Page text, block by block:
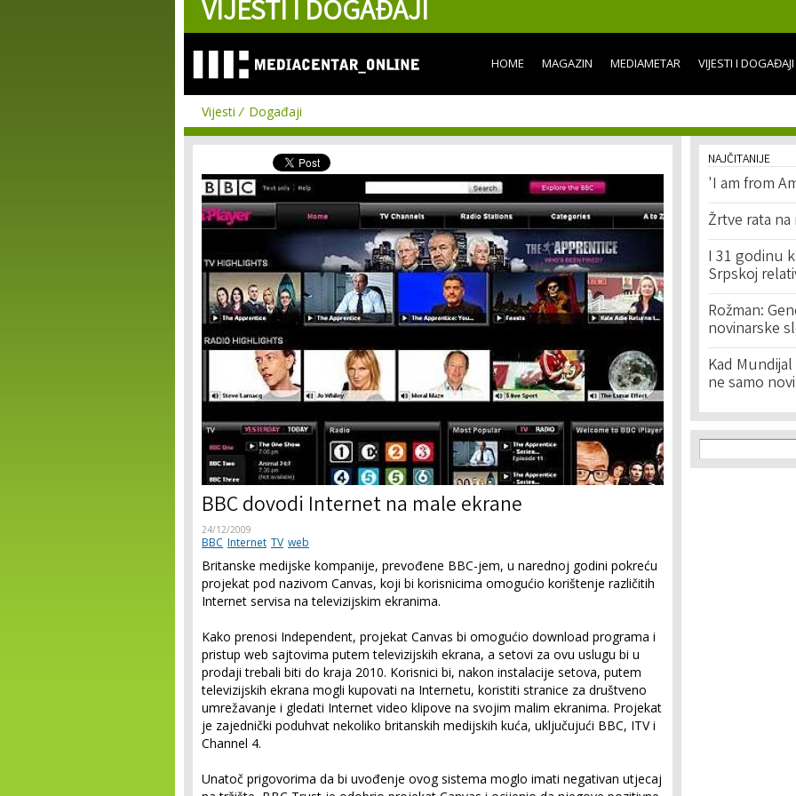
content
VIJESTI I DOGAĐAJI
HOME MAGAZIN MEDIAMETAR VIJESTI I DOGAĐAJI
Vijesti Događaji
BBC dovodi Internet na male ekrane
24/12/2009
BBC Internet TV web
Britanske medijske kompanije, prevođene BBC-jem, u narednoj godini pokreću
projekat pod nazivom Canvas, koji bi korisnicima omogućio korištenje različitih
Internet servisa na televizijskim ekranima.
Kako prenosi Independent, projekat Canvas bi omogućio download programa i
pristup web sajtovima putem televizijskih ekrana, a setovi za ovu uslugu bi u
prodaji trebali biti do kraja 2010. Korisnici bi, nakon instalacije setova, putem
televizijskih ekrana mogli kupovati na Internetu, koristiti stranice za društveno
umrežavanje i gledati Internet video klipove na svojim malim ekranima. Projekat
je zajednički poduhvat nekoliko britanskih medijskih kuća, uključujući BBC, ITV i
Channel 4.
Unatoč prigovorima da bi uvođenje ovog sistema moglo imati negativan utjecaj
NAJČITANIJE
'I am from
Žrtve rata
I 31 godinu
Srpskoj
Rožman:
novinarske
Kad
ne samo
Search
Search